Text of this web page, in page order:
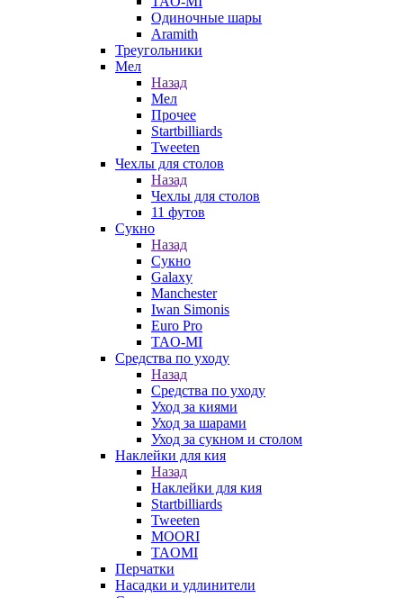
Одиночные шары
Aramith
Треугольники
Мел
Назад
Мел
Прочее
Startbilliards
Tweeten
Чехлы для столов
Назад
Чехлы для столов
11 футов
Сукно
Назад
Сукно
Galaxy
Manchester
Iwan Simonis
Euro Pro
TAO-MI
Средства по уходу
Назад
Средства по уходу
Уход за киями
Уход за шарами
Уход за сукном и столом
Наклейки для кия
Назад
Наклейки для кия
Startbilliards
Tweeten
MOORI
TAOMI
Перчатки
Насадки и удлинители